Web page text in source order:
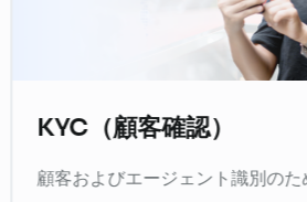
業務の最適化
AI活用による業務最適化